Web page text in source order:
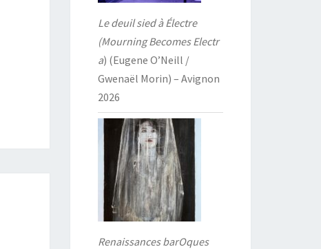
Le deuil sied à Électre
(Mourning Becomes Electr
a) (Eugene O’Neill /
Gwenaël Morin) – Avignon
2026
Renaissances barOques